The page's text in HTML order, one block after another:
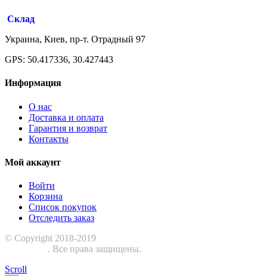
Склад
Украина, Киев, пр-т. Отрадный 97
GPS: 50.417336, 30.427443
Информация
О нас
Доставка и оплата
Гарантия и возврат
Контакты
Мой аккаунт
Войти
Корзина
Список покупок
Отследить заказ
© Copyright 2018-2019
. Все права защищены.
Scroll